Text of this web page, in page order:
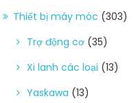
Thiết bị máy móc (303)
Trợ động cơ (35)
Xi lanh các loại (13)
Yaskawa (13)